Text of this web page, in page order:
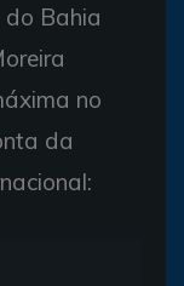
Bahia
no
da